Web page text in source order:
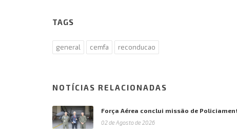
TAGS
general cemfa reconducao
NOTÍCIAS RELACIONADAS
Força Aérea conclui missão de
02 de Agosto de 2026